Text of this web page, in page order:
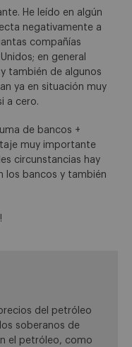
He leído en algún
negativamente a
compañías
en general
también de algunos
ya en situación muy
a cero.
de bancos +
muy importante
circunstancias hay
los bancos y también
del petróleo
soberanos de
el petróleo, como